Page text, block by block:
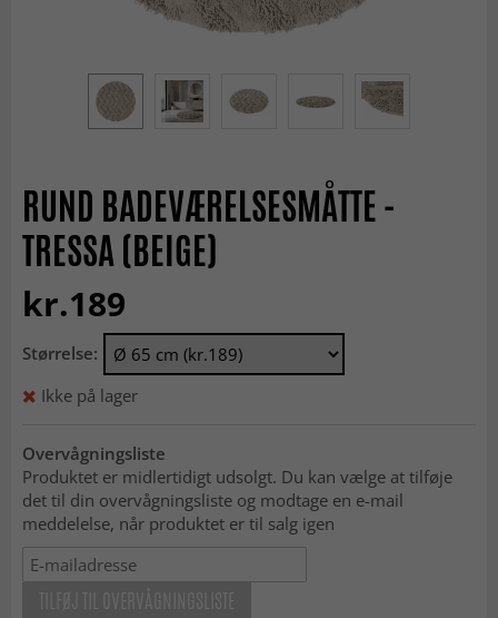
RUND BADEVÆRELSESMÅTTE -
TRESSA (BEIGE)
kr.189
Størrelse:
Ikke på lager
Overvågningsliste
Produktet er midlertidigt udsolgt. Du kan vælge at tilføje
det til din overvågningsliste og modtage en e-mail
meddelelse, når produktet er til salg igen